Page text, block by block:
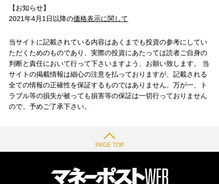
【お知らせ】
2021年4月1日以降の価格表示に関して
当サイトに記載されている内容はあくまでも投資の参考にしてい
ただくためのものであり、実際の投資にあたっては読者ご自身の
判断と責任において行って下さいますよう、お願い致します。 当
サイトの掲載情報は細心の注意を払っておりますが、記載される
全ての情報の正確性を保証するものではありません。万が一、ト
ラブル等の損失が被っても損害等の保証は一切行っておりません
ので、予めご了承下さい。
PAGE TOP